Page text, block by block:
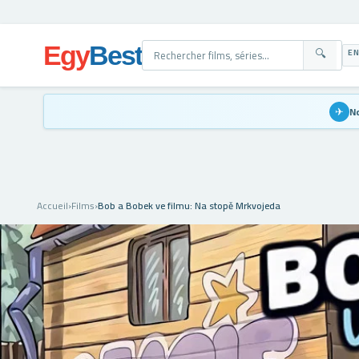
EgyBest 🔍 EN
✈
Accueil›Films›Bob a Bobek ve filmu: Na stopě Mrkvojeda